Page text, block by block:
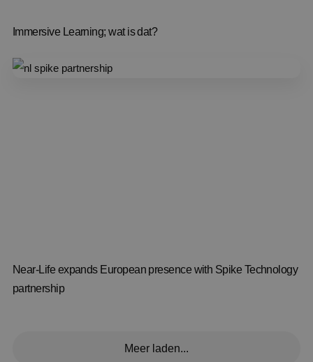
Immersive Learning; wat is dat?
Near-Life expands European presence with Spike Technology
partnership
Meer laden...